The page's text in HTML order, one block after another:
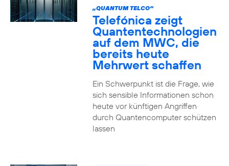
„QUANTUM TELCO“
Telefónica zeigt
Quanten­technologien
auf dem MWC, die
bereits heute
Mehrwert schaffen
Ein Schwerpunkt ist die Frage, wie
sich sensible Informationen schon
heute vor künftigen Angriffen
durch Quantencomputer schützen
lassen